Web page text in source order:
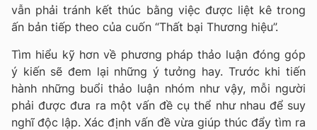
vẫn phải tránh kết thúc bằng việc được liệt kê trong
ấn bản tiếp theo của cuốn “Thất bại Thương hiệu”.
Tìm hiểu kỹ hơn về phương pháp thảo luận đóng góp
ý kiến sẽ đem lại những ý tưởng hay. Trước khi tiến
hành những buổi thảo luận nhóm như vậy, mỗi người
phải được đưa ra một vấn đề cụ thể như nhau để suy
nghĩ độc lập. Xác định vấn đề vừa giúp thúc đẩy tìm ra